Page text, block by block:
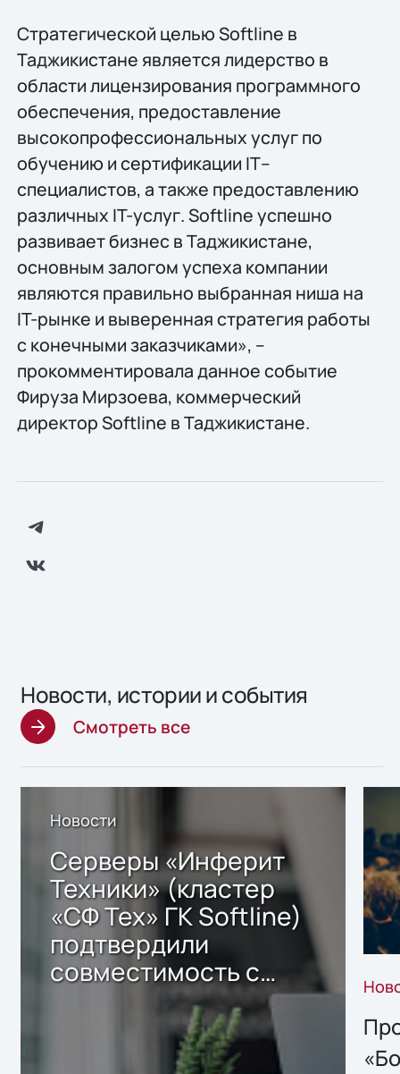
Стратегической целью Softline в
Таджикистане является лидерство в
области лицензирования программного
обеспечения, предоставление
высокопрофессиональных услуг по
обучению и сертификации IT–
специалистов, а также предоставлению
различных IT-услуг. Softline успешно
развивает бизнес в Таджикистане,
основным залогом успеха компании
являются правильно выбранная ниша на
IT-рынке и выверенная стратегия работы
с конечными заказчиками», –
прокомментировала данное событие
Фируза Мирзоева, коммерческий
директор Softline в Таджикистане.
Новости, истории и события
Смотреть все
Новости
Серверы «Инферит
Техники» (кластер
«СФ Тех» ГК Softline)
подтвердили
совместимость с
решением Sharx
Storage 2.x для
хранения данных